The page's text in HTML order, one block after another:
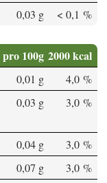
0,03 g < 0,1 %
pro 100g 2000 kcal
0,01 g
4,0 %
0,03 g 3,0 %
0,04 g
3,0 %
0,07 g
3,0 %